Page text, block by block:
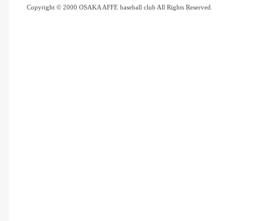
Copyright © 2000 OSAKA AFFE baseball club All Rights Reserved.